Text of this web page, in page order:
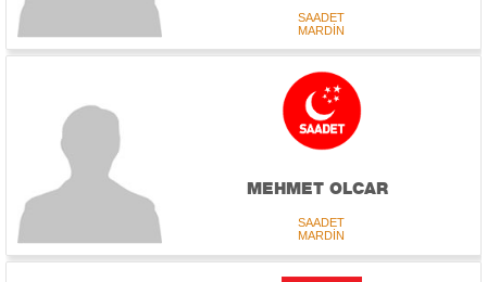
SAADET
MARDİN
MEHMET OLCAR
SAADET
MARDİN